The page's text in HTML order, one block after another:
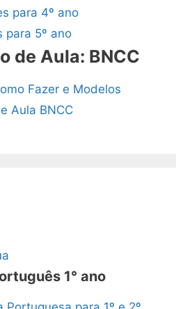
para 4º ano
para 5º ano
de Aula: BNCC
Fazer e Modelos
Aula BNCC
1° ano